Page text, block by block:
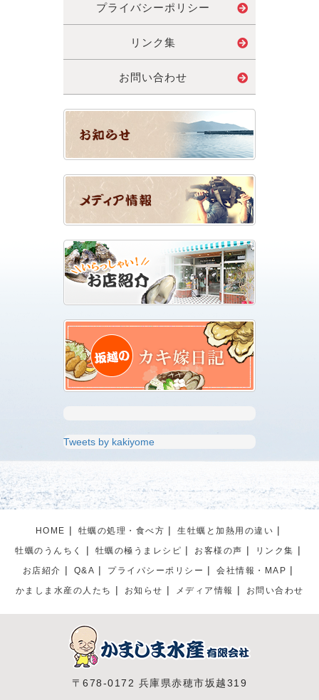
プライバシーポリシー
リンク集
お問い合わせ
Tweets by kakiyome
HOME 牡蠣の処理・食べ方
生牡蠣と加熱用の違い
牡蠣のうんちく
牡蠣の極うまレシピ お客様の声
リンク集
お店紹介
Q&A プライパシーポリシー
会社情報・MAP
かましま水産の人たち
お知らせ メディア情報 お問い合わせ
〒678-0172 兵庫県赤穂市坂越319